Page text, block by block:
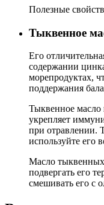
Полезные
Тыквенное
Его
содержании
морепродуктах,
поддержания
Тыквенное масло
укрепляет
при отравлении.
используйте его
Масло тыквенных
подвергать его
смешивать его с